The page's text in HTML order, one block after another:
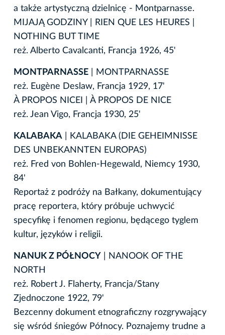
a także artystyczną dzielnicę - Montparnasse.
MIJAJĄ GODZINY | RIEN QUE LES HEURES |
NOTHING BUT TIME
reż. Alberto Cavalcanti, Francja 1926, 45'
MONTPARNASSE | MONTPARNASSE
reż. Eugène Deslaw, Francja 1929, 17'
À PROPOS NICEI | À PROPOS DE NICE
reż. Jean Vigo, Francja 1930, 25'
KALABAKA | KALABAKA (DIE GEHEIMNISSE
DES UNBEKANNTEN EUROPAS)
reż. Fred von Bohlen-Hegewald, Niemcy 1930,
84'
Reportaż z podróży na Bałkany, dokumentujący
pracę reportera, który próbuje uchwycić
specyfikę i fenomen regionu, będącego tyglem
kultur, języków i religii.
NANUK Z PÓŁNOCY | NANOOK OF THE
NORTH
reż. Robert J. Flaherty, Francja/Stany
Zjednoczone 1922, 79'
Bezcenny dokument etnograficzny rozgrywający
się wśród śniegów Północy. Poznajemy trudne a